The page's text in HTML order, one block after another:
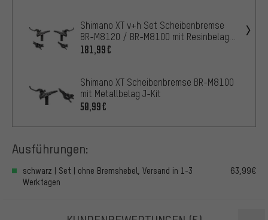
Shimano XT v+h Set Scheibenbremse
BR-M8120 / BR-M8100 mit Resinbelag
J-Kit
181,99€
Shimano XT Scheibenbremse BR-M8100
mit Metallbelag J-Kit
50,99€
Ausführungen:
schwarz | Set | ohne Bremshebel, Versand in 1-3
Werktagen
63,99€